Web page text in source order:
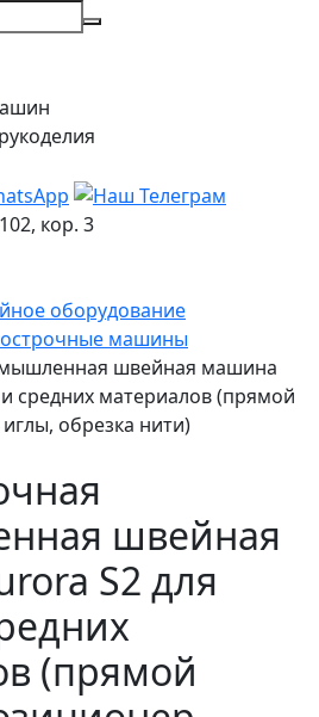
кор. 3
оборудование
машины
швейная машина
средних материалов (прямой
обрезка нити)
швейная
S2 для
(прямой